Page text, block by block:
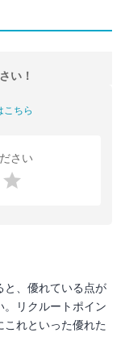
い！
こちら
さい
と、優れている点が
。リクルートポイン
これといった優れた